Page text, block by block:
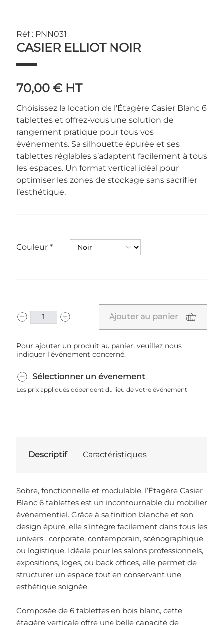
Réf : PNN031
CASIER ELLIOT NOIR
70,00 € HT
Choisissez la location de l’Étagère Casier Blanc 6
tablettes et offrez-vous une solution de
rangement pratique pour tous vos
événements. Sa silhouette épurée et ses
tablettes réglables s’adaptent facilement à tous
les espaces. Un format vertical idéal pour
optimiser les zones de stockage sans sacrifier
l’esthétique.
Couleur
Ajouter au panier
Pour ajouter un produit au panier, veuillez nous
indiquer l'événement concerné.
Sélectionner un évenement
Les prix appliqués dépendent du lieu de votre événement
Descriptif Caractéristiques
Sobre, fonctionnelle et modulable, l’Étagère Casier
Blanc 6 tablettes est un incontournable du mobilier
événementiel. Grâce à sa finition blanche et son
design épuré, elle s’intègre facilement dans tous les
univers : corporate, contemporain, scénographique
ou logistique. Idéale pour les salons professionnels,
expositions, loges, ou back offices, elle permet de
structurer un espace tout en conservant une
esthétique soignée.
Composée de 6 tablettes en bois blanc, cette
étagère verticale offre une belle capacité de